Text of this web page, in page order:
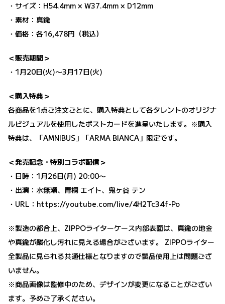
・サイズ：H54.4mm × W37.4mm × D12mm
・素材：真鍮
・価格：各16,478円（税込）
＜販売期間＞
・1月20日(火)〜3月17日(火)
＜購入特典＞
各商品を1点ご注文ごとに、購入特典として各タレントのオリジナ
ルビジュアルを使用したポストカードを進呈いたします。※購入
特典は、「AMNIBUS」「ARMA BIANCA」限定です。
＜発売記念・特別コラボ配信＞
・日時：1月26日(月) 20:00〜
・出演：水無瀬、青桐 エイト、鬼ヶ谷 テン
・URL： https://youtube.com/live/4H2Tc34f-Po
※製造の都合上、ZIPPOライターケース内部表面は、真鍮の地金
や真鍮が酸化し汚れに見える場合がございます。 ZIPPOライター
全製品に見られる共通仕様となりますので製品使用上は問題ござ
いません。
※商品画像は監修中のため、デザインが変更になることがござい
ます。予めご了承ください。